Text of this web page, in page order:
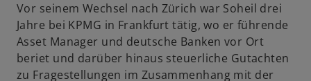
n
e
r
n
Vor seinem Wechsel nach Zürich war Soheil drei
Jahre bei KPMG in Frankfurt tätig, wo er führende
Asset Manager und deutsche Banken vor Ort
beriet und darüber hinaus steuerliche Gutachten
zu Fragestellungen im Zusammenhang mit der